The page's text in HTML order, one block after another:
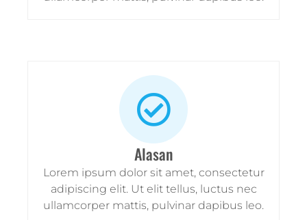
Alasan
Lorem ipsum dolor sit amet, consectetur
adipiscing elit. Ut elit tellus, luctus nec
ullamcorper mattis, pulvinar dapibus leo.